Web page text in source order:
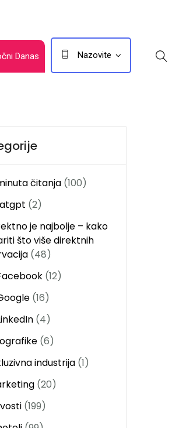
Danas Nazovite
čitanja(100)
(2)
je najbolje – kako
što više direktnih
(48)
(12)
(16)
(4)
(6)
industrija(1)
(20)
(199)